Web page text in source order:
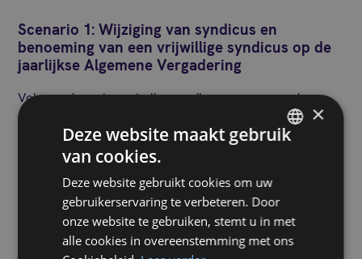
Scenario 1: Wijziging van syndicus en
benoeming van een vrijwillige syndicus op de
jaarlijkse Algemene Vergadering
Volgens de wet moet elke syndicus van een mede-
eigendom jaarlijks een Algemene Vergadering
bijeenroepen. Als u van syndicus wilt veranderen en
voor een vrijwillige syndicus wilt kiezen, dan is dit het
ideale moment om een resolutie te stemmen. Om dit
initiatief echter te kunnen valideren moet de Algemene
Vergadering 21 dagen op voorhand en met
ontvangstbevestiging worden bijeengeroepen. In deze
bijeenroeping moet dan de dagorde worden vermeld,
×
Deze website maakt gebruik
van cookies.
Deze website gebruikt cookies om uw
gebruikerservaring te verbeteren. Door
onze website te gebruiken, stemt u in met
alle cookies in overeenstemming met ons